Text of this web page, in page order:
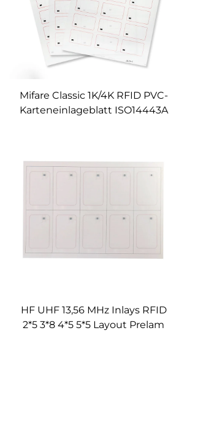
Mifare Classic 1K/4K RFID PVC-
Karteneinlageblatt ISO14443A
HF UHF 13,56 MHz Inlays RFID
2*5 3*8 4*5 5*5 Layout Prelam